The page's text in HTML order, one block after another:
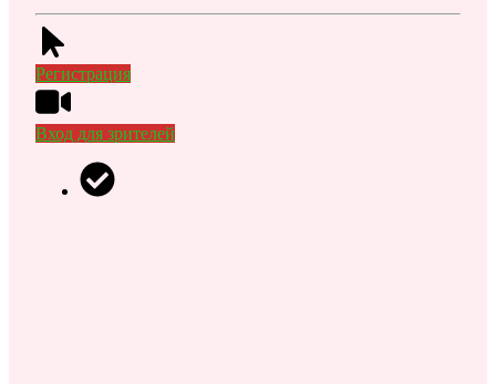
Регистрация
Вход для зрителей